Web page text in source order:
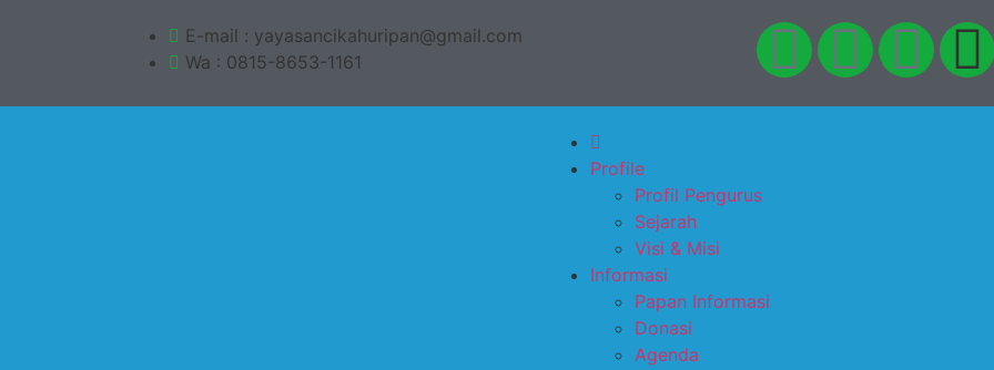
E-mail : yayasancikahuripan@gmail.com
Wa : 0815-8653-1161
Profile
Profil Pengurus
Sejarah
Visi & Misi
Informasi
Papan Informasi
Donasi
Agenda